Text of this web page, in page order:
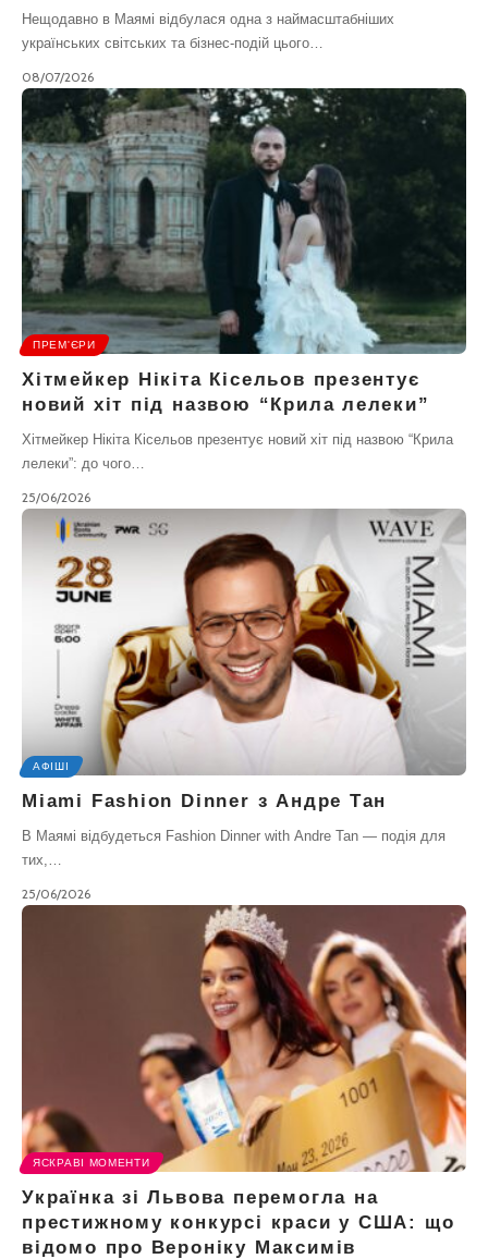
Нещодавно в Маямі відбулася одна з наймасштабніших
українських світських та бізнес-подій цього…
08/07/2026
ПРЕМ'ЄРИ
Хітмейкер Нікіта Кісельов презентує
новий хіт під назвою “Крила лелеки”
Хітмейкер Нікіта Кісельов презентує новий хіт під назвою “Крила
лелеки”: до чого…
25/06/2026
АФІШІ
Miami Fashion Dinner з Андре Тан
В Маямі відбудеться Fashion Dinner with Andre Tan — подія для
тих,…
25/06/2026
ЯСКРАВІ МОМЕНТИ
Українка зі Львова перемогла на
престижному конкурсі краси у США: що
відомо про Вероніку Максимів